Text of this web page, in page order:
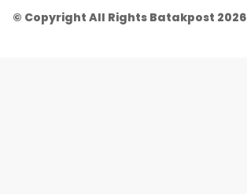
© Copyright All Rights Batakpost 2026